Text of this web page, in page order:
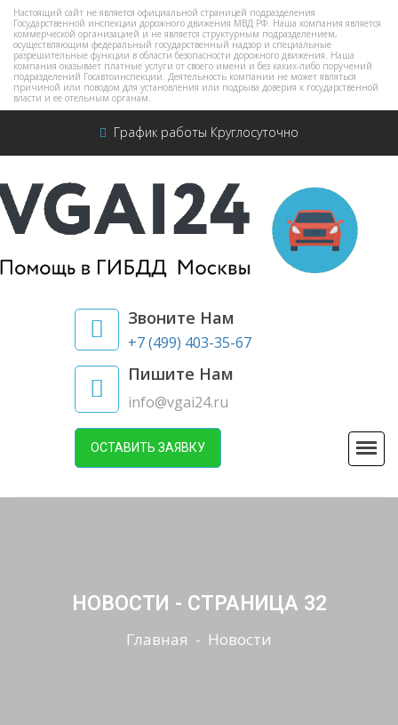
Настоящий сайт не является официальной страницей подразделения
Государственной инспекции дорожного движения МВД РФ. Наша компания является
коммерческой организацией и не является структурным подразделением,
осуществляющим федеральный государственный надзор и специальные
разрешительные функции в области безопасности дорожного движения. Наша
компания оказывает платные услуги от своего имени и без каких-либо поручений
подразделений Госавтоинспекции. Деятельность компании не может являться
причиной или поводом для установления или подрыва доверия к государственной
власти и ее отельным органам.
График работы Круглосуточно
Звоните Нам
+7 (499) 403-35-67
Пишите Нам
info@vgai24.ru
ОСТАВИТЬ ЗАЯВКУ
НОВОСТИ - СТРАНИЦА 32
Главная - Новости